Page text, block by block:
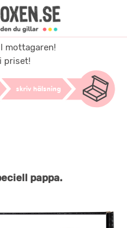
mottagaren!
priset!
skriv hälsning
pappa.